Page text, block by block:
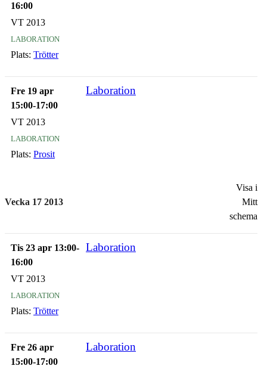
16:00
VT 2013
laboration
Plats: Trötter
Fre 19 apr
15:00-17:00
Laboration
VT 2013
laboration
Plats: Prosit
Vecka 17 2013
Visa i
Mitt
schema
Tis 23 apr 13:00-
16:00
Laboration
VT 2013
laboration
Plats: Trötter
Fre 26 apr
15:00-17:00
Laboration